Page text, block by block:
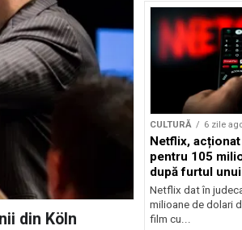
din Köln
CULTURĂ 6 zile
Netflix,
pentru 105
după furtul
Nicolas Cage
Netflix dat în
milioane de dolari
film cu...